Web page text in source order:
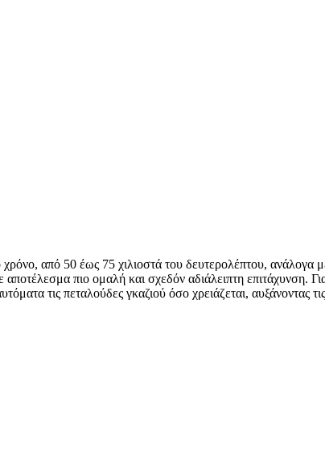
από 50 έως 75 χιλιοστά του δευτερολέπτου, ανάλογα
πιο ομαλή και σχεδόν αδιάλειπτη επιτάχυνση.
τις πεταλούδες γκαζιού όσο χρειάζεται,